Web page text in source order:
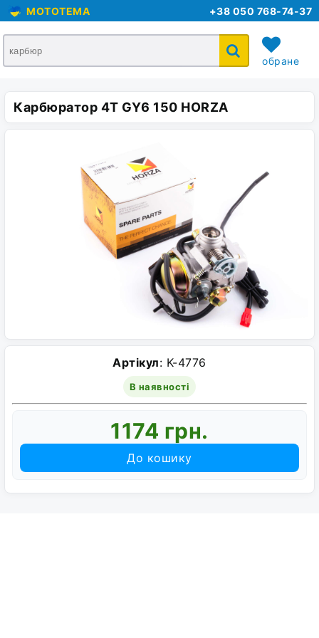
MOTOTEMA +38 050 768-74-37
обране
Карбюратор 4T GY6 150 HORZA
Артікул: K-4776
В наявності
1174 грн.
До кошику